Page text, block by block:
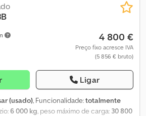
4 800 €
Preço fixo acresce IVA
(5 856 € bruto)
Ligar
(usado), Funcionalidade:totalmente
6 000 kg , peso máximo de carga: 30 800